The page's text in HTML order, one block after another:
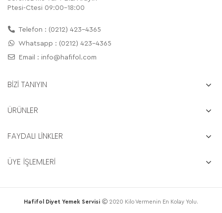
Ptesi-Ctesi 09:00-18:00
Telefon : (0212) 423-4365
Whatsapp : (0212) 423-4365
Email : info@hafifol.com
BİZİ TANIYIN
ÜRÜNLER
FAYDALI LİNKLER
ÜYE İŞLEMLERİ
Hafifol Diyet Yemek Servisi 2020 Kilo Vermenin En Kolay Yolu.